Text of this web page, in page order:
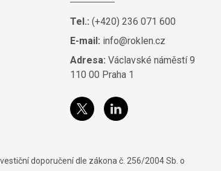
Tel.: (+420) 236 071 600
E-mail: info@roklen.cz
Adresa: Václavské náměstí 9
110 00 Praha 1
doporučení dle zákona č. 256/2004 Sb. o